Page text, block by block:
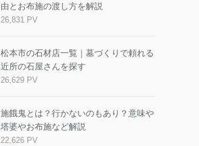
由とお布施の渡し方を解説
26,831 PV
松本市の石材店一覧｜墓づくりで頼れる
近所の石屋さんを探す
26,629 PV
施餓鬼とは？行かないのもあり？意味や
塔婆やお布施など解説
22,626 PV